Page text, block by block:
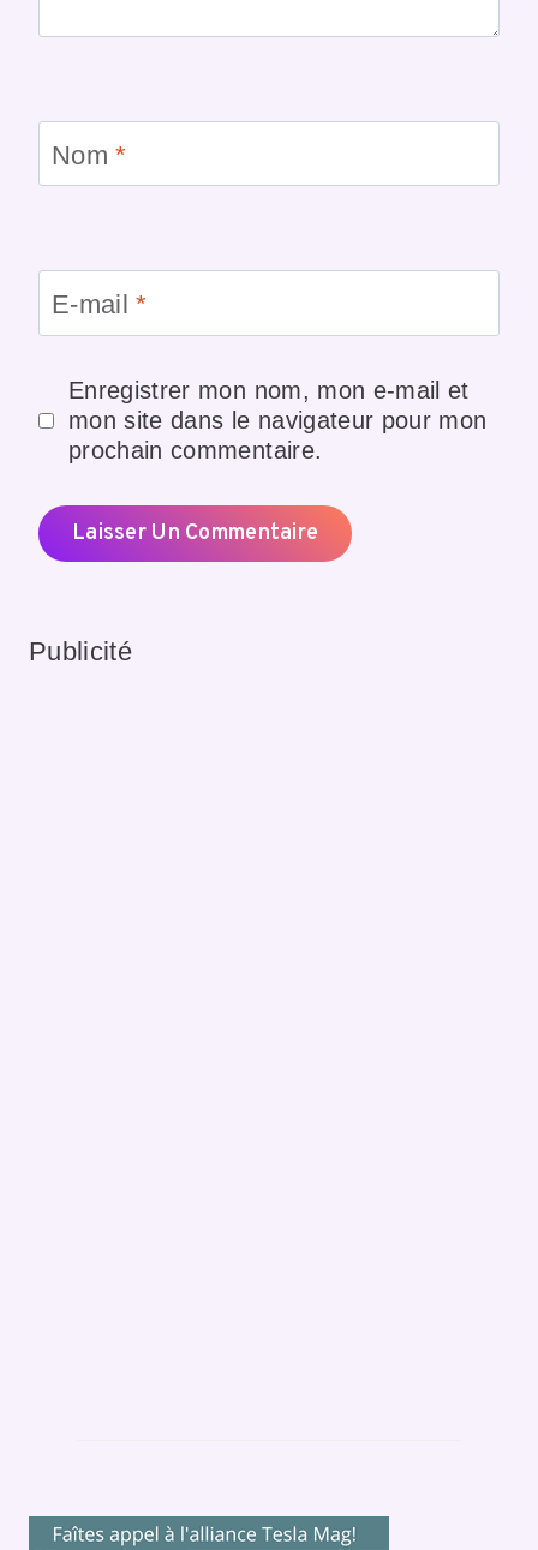
Nom*
E-mail*
Enregistrer mon nom, mon e-mail et
mon site dans le navigateur pour mon
prochain commentaire.
Publicité